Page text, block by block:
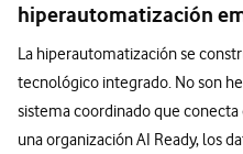
hiperautomatización
La hiperautomatización se
tecnológico integrado. No son
sistema coordinado que
una organización AI Ready, los